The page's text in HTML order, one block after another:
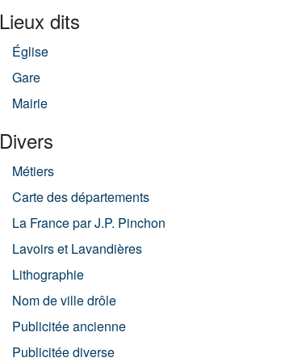
Lieux dits
Église
Gare
Mairie
Divers
Métiers
Carte des départements
La France par J.P. Pinchon
Lavoirs et Lavandières
Lithographie
Nom de ville drôle
Publicitée ancienne
Publicitée diverse